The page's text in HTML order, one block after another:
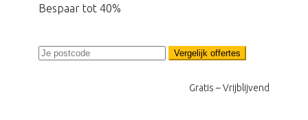
Bespaar tot 40%
Vergelijk offertes
Gratis – Vrijblijvend